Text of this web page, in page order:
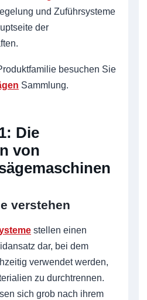
und Zuführsysteme
der
besuchen Sie
Sammlung.
Die
von
verstehen
stellen einen
dar, bei dem
verwendet werden,
zu durchtrennen.
sich grob nach ihrem